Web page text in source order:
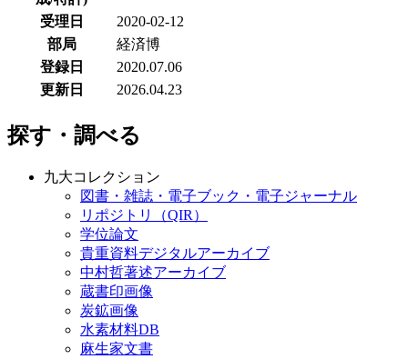
受理日
2020-02-12
部局
経済博
登録日
2020.07.06
更新日
2026.04.23
探す・調べる
九大コレクション
図書・雑誌・電子ブック・電子ジャーナル
リポジトリ（QIR）
学位論文
貴重資料デジタルアーカイブ
中村哲著述アーカイブ
蔵書印画像
炭鉱画像
水素材料DB
麻生家文書